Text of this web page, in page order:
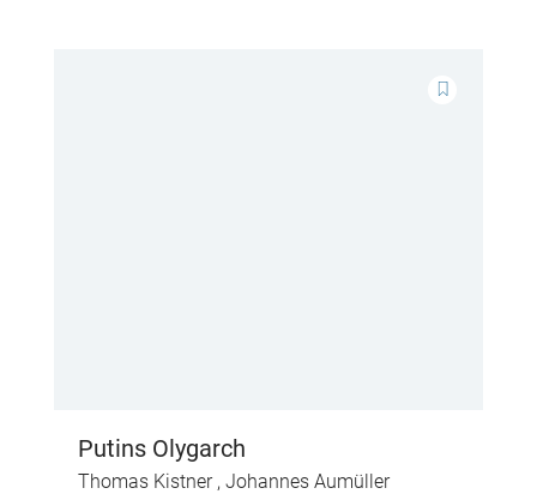
Putins Olygarch
Thomas Kistner, Johannes Aumüller